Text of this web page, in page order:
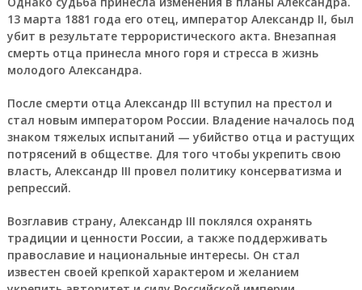
13 марта 1881 года его отец, император Александр II, был
убит в результате террористического акта. Внезапная
смерть отца принесла много горя и стресса в жизнь
молодого Александра.
После смерти отца Александр III вступил на престол и
стал новым императором России. Владение началось под
знаком тяжелых испытаний — убийство отца и растущих
потрясений в обществе. Для того чтобы укрепить свою
власть, Александр III провел политику консерватизма и
репрессий.
Возглавив страну, Александр III поклялся охранять
традиции и ценности России, а также поддерживать
православие и национальные интересы. Он стал
известен своей крепкой характером и желанием